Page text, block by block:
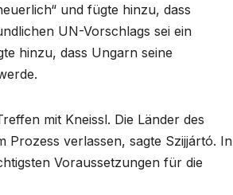
und fügte hinzu, dass
UN-Vorschlags sei ein
hinzu, dass Ungarn seine
mit Kneissl. Die Länder des
Prozess verlassen, sagte Szijjártó. In
Voraussetzungen für die